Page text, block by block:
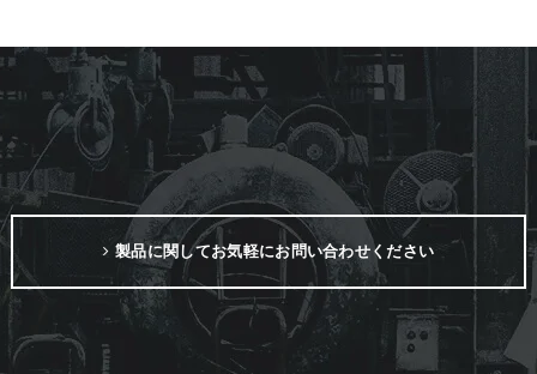
製品に関してお気軽にお問い合わせください